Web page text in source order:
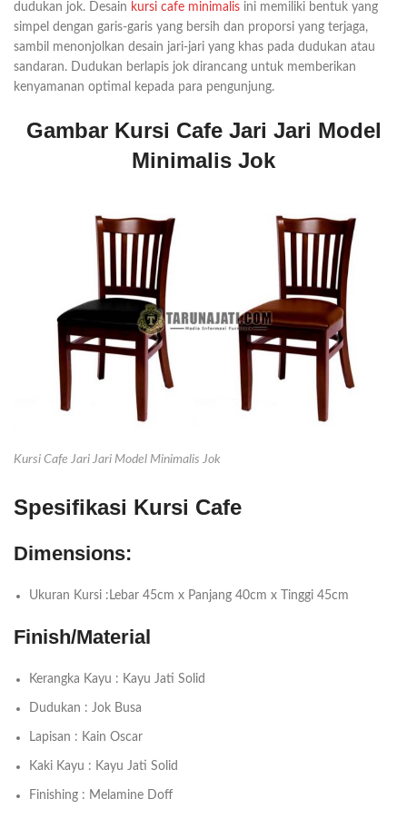
dudukan jok. Desain kursi cafe minimalis ini memiliki bentuk yang
simpel dengan garis-garis yang bersih dan proporsi yang terjaga,
sambil menonjolkan desain jari-jari yang khas pada dudukan atau
sandaran. Dudukan berlapis jok dirancang untuk memberikan
kenyamanan optimal kepada para pengunjung.
Gambar Kursi Cafe Jari Jari Model
Minimalis Jok
Kursi Cafe Jari Jari Model Minimalis Jok
Spesifikasi Kursi Cafe
Dimensions:
Ukuran Kursi :Lebar 45cm x Panjang 40cm x Tinggi 45cm
Finish/Material
Kerangka Kayu : Kayu Jati Solid
Dudukan : Jok Busa
Lapisan : Kain Oscar
Kaki Kayu : Kayu Jati Solid
Finishing : Melamine Doff